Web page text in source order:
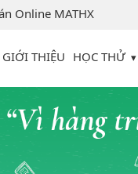
Online MATHX
GIỚI THIỆU HỌC THỬ